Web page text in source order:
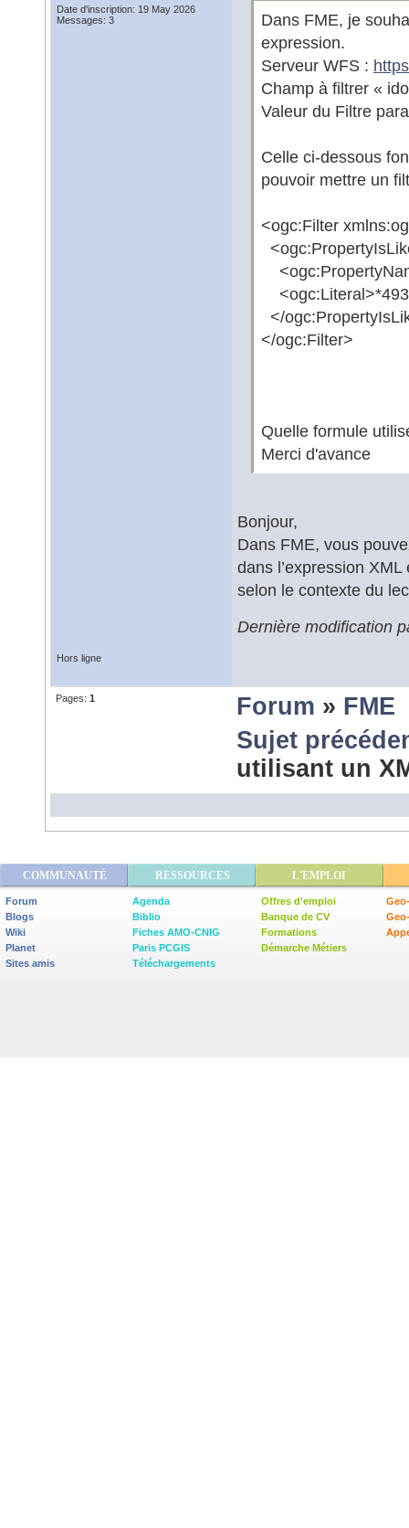
Date d'inscription: 19 May 2026
Messages: 3
Dans FME, je
expression.
Serveur WFS :
Champ à filtrer «
Valeur du Filtre
Celle ci-dessous
pouvoir mettre un
<ogc:Filter
</
</ogc:Filter>
Quelle formule
Merci d'avance
Bonjour,
Dans FME, vous
dans l’expression
selon le contexte du
Dernière modification
Hors ligne
Pages: 1 Forum » FME
Sujet
utilisant un
COMMUNAUTÉ RESSOURCES L'EMPLOI
Forum
Blogs
Wiki
Planet
Sites amis
Agenda
Biblio
Fiches AMO-CNIG
Paris PCGIS
Téléchargements
Offres d'emploi
Banque de CV
Formations
Démarche Métiers